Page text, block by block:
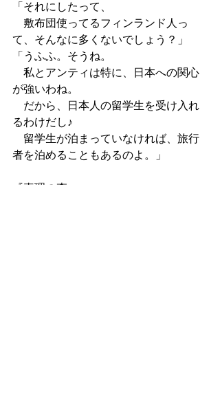
「それにしたって、
敷布団使ってるフィンランド人っ
て、そんなに多くないでしょう？」
「うふふ。そうね。
私とアンティは特に、日本への関心
が強いわね。
だから、日本人の留学生を受け入れ
るわけだし♪
留学生が泊まっていなければ、旅行
者を泊めることもあるのよ。」
『真理の森へ』